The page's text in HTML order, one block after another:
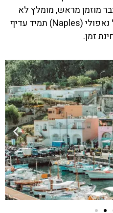
מוזמן מראש, מומלץ לא
להגיע ברגע האחרון. בנמל של נאפולי (Naples) תמיד עדיף
זמן.